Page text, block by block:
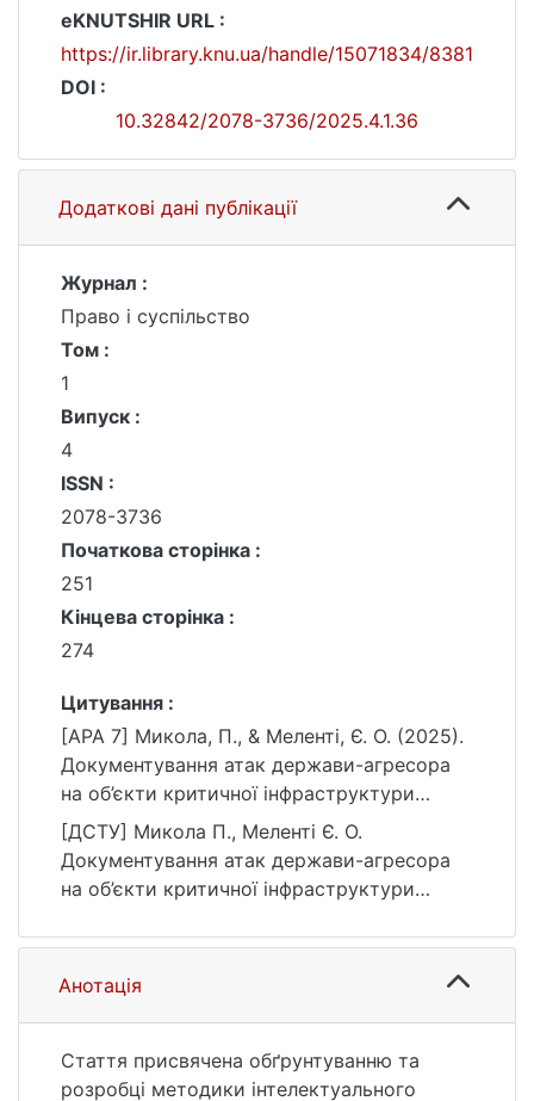
eKNUTSHIR URL :
https://ir.library.knu.ua/handle/15071834/8381
DOI :
10.32842/2078-3736/2025.4.1.36
Додаткові дані публікації
Журнал :
Право і суспільство
Том :
1
Випуск :
4
ISSN :
2078-3736
Початкова сторінка :
251
Кінцева сторінка :
274
Цитування :
[APA 7] Микола, П., & Меленті, Є. О. (2025).
Документування атак держави-агресора
на об’єкти критичної інфраструктури
України: методика інтелектуального
аналізу мультисенсортних даних та
використання його результатів у
кримінальному процесуальному
доказуванні. Право і суспільство, 1(4), 251–
3736/2025.4.1.36
[ДСТУ] Микола П., Меленті Є. О.
Документування атак держави-агресора
на об’єкти критичної інфраструктури
аналізу мультисенсортних даних та
використання його результатів у
кримінальному процесуальному
1, № 4. С. 251—274. DOI: 10.32842/2078-
3736/2025.4.1.36 (дата звернення:
Анотація
Стаття присвячена обґрунтуванню та
розробці методики інтелектуального